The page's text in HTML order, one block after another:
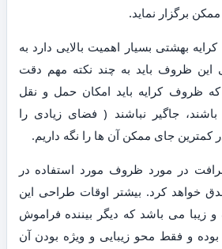
برگزار نماید.
بهشتی بسیار اهمیت بالایی دارد به
ظروف باید به چند نکته مهم دقت
که ظروف کرایه باید امکان حمل و نقل
جاگیر نباشند ( فضای زیادی را
کمترین جای ممکن آن ها را نگه داریم.
در مورد ظروف مورد استفاده در
خواهد کرد. بیشتر اوقات طراحی این
زیبا می باشد که دیگر بیننده فراموش
و فقط محو زیبایی و ویژه بودن آن